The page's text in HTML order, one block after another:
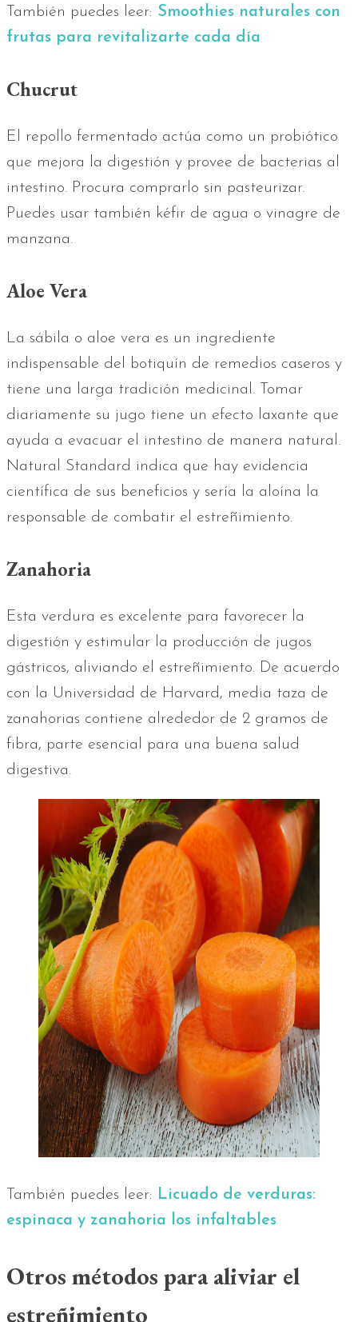
También puedes leer: Smoothies naturales con
frutas para revitalizarte cada día
Chucrut
El repollo fermentado actúa como un probiótico
que mejora la digestión y provee de bacterias al
intestino. Procura comprarlo sin pasteurizar.
Puedes usar también kéfir de agua o vinagre de
manzana.
Aloe Vera
La sábila o aloe vera es un ingrediente
indispensable del botiquín de remedios caseros y
tiene una larga tradición medicinal. Tomar
diariamente su jugo tiene un efecto laxante que
ayuda a evacuar el intestino de manera natural.
Natural Standard indica que hay evidencia
científica de sus beneficios y sería la aloína la
responsable de combatir el estreñimiento.
Zanahoria
Esta verdura es excelente para favorecer la
digestión y estimular la producción de jugos
gástricos, aliviando el estreñimiento. De acuerdo
con la Universidad de Harvard, media taza de
zanahorias contiene alrededor de 2 gramos de
fibra, parte esencial para una buena salud
digestiva.
También puedes leer: Licuado de verduras:
espinaca y zanahoria los infaltables
Otros métodos para aliviar el
estreñimiento